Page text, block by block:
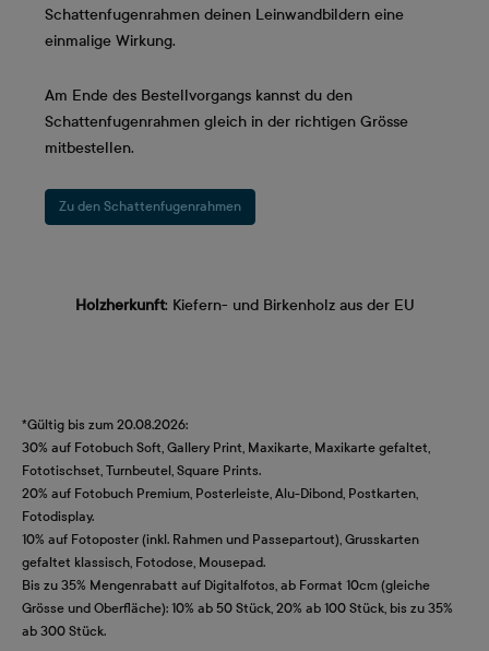
Schattenfugenrahmen deinen Leinwandbildern eine
einmalige Wirkung.
Am Ende des Bestellvorgangs kannst du den
Schattenfugenrahmen gleich in der richtigen Grösse
mitbestellen.
Zu den Schattenfugenrahmen
Holzherkunft: Kiefern- und Birkenholz aus der EU
*Gültig bis zum 20.08.2026:
30% auf Fotobuch Soft, Gallery Print, Maxikarte, Maxikarte gefaltet,
Fototischset, Turnbeutel, Square Prints.
20% auf Fotobuch Premium, Posterleiste, Alu-Dibond, Postkarten,
Fotodisplay.
10% auf Fotoposter (inkl. Rahmen und Passepartout), Grusskarten
gefaltet klassisch, Fotodose, Mousepad.
Bis zu 35% Mengenrabatt auf Digitalfotos, ab Format 10cm (gleiche
Grösse und Oberfläche): 10% ab 50 Stück, 20% ab 100 Stück, bis zu 35%
ab 300 Stück.